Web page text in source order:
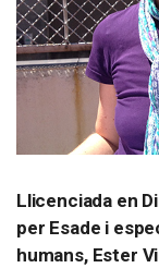
Llicenciada en
per Esade i
humans, Ester